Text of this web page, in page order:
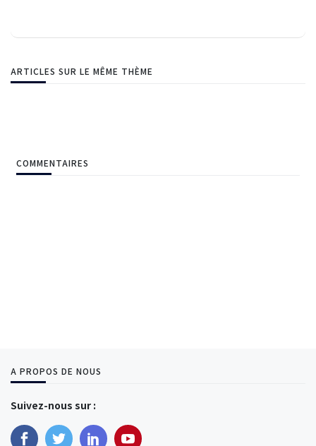
ARTICLES SUR LE MÊME THÈME
COMMENTAIRES
A PROPOS DE NOUS
Suivez-nous sur :